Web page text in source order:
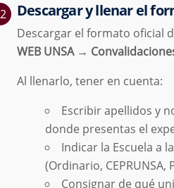
Descargar y llenar el
Descargar el formato oficial
WEB UNSA →
Al llenarlo, tener en cuenta:
Escribir apellidos y
donde presentas el
Indicar la Escuela a
(Ordinario,
Consignar de qué